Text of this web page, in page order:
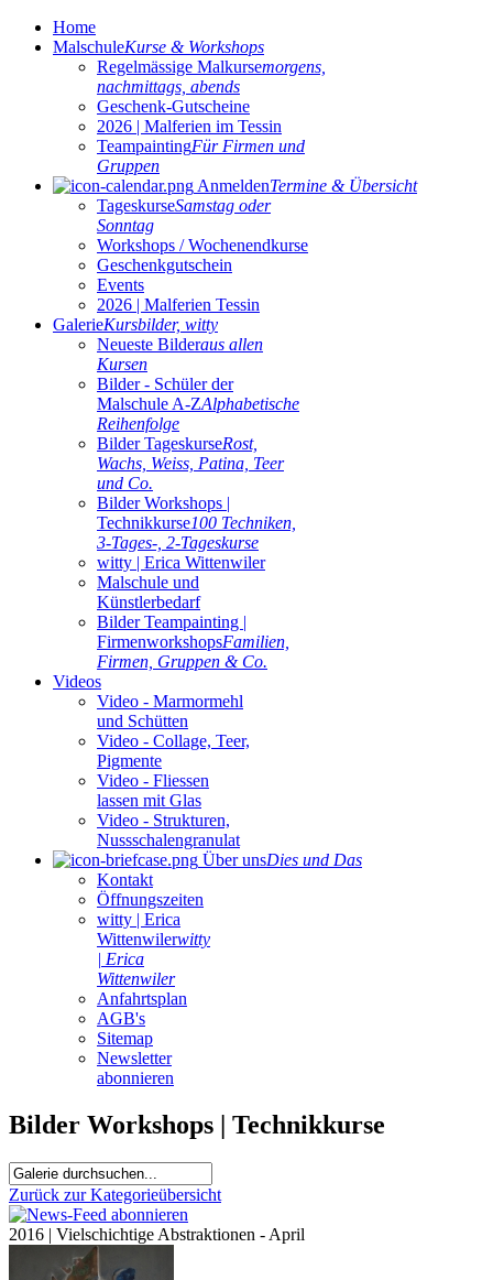
Home
MalschuleKurse & Workshops
Regelmässige Malkursemorgens,
nachmittags, abends
Geschenk-Gutscheine
2026 | Malferien im Tessin
TeampaintingFür Firmen und
Gruppen
AnmeldenTermine & Übersicht
TageskurseSamstag oder
Sonntag
Workshops / Wochenendkurse
Geschenkgutschein
Events
2026 | Malferien Tessin
GalerieKursbilder, witty
Neueste Bilderaus allen
Kursen
Bilder - Schüler der
Malschule A-ZAlphabetische
Reihenfolge
Bilder TageskurseRost,
Wachs, Weiss, Patina, Teer
und Co.
Bilder Workshops |
Technikkurse100 Techniken,
3-Tages-, 2-Tageskurse
witty | Erica Wittenwiler
Malschule und
Künstlerbedarf
Bilder Teampainting |
FirmenworkshopsFamilien,
Firmen, Gruppen & Co.
Videos
Video - Marmormehl
und Schütten
Video - Collage, Teer,
Pigmente
Video - Fliessen
lassen mit Glas
Video - Strukturen,
Nussschalengranulat
Über unsDies und Das
Kontakt
Öffnungszeiten
witty | Erica
Wittenwilerwitty
| Erica
Wittenwiler
Anfahrtsplan
AGB's
Sitemap
Newsletter
abonnieren
Bilder Workshops | Technikkurse
Zurück zur Kategorieübersicht
2016 | Vielschichtige Abstraktionen - April